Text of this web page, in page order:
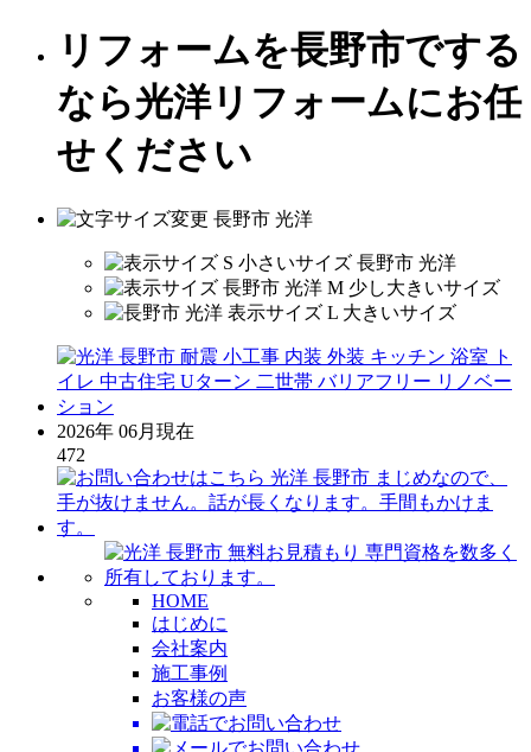
リフォームを長野市でする
なら光洋リフォームにお任
せください
2026年 06月現在
472
HOME
はじめに
会社案内
施工事例
お客様の声